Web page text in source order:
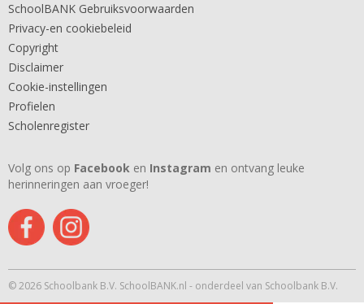
SchoolBANK Gebruiksvoorwaarden
Privacy-en cookiebeleid
Copyright
Disclaimer
Cookie-instellingen
Profielen
Scholenregister
Volg ons op Facebook en Instagram en ontvang leuke
herinneringen aan vroeger!
© 2026 Schoolbank B.V. SchoolBANK.nl - onderdeel van Schoolbank B.V.